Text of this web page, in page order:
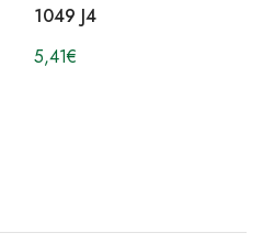
1049 J4
5,41€